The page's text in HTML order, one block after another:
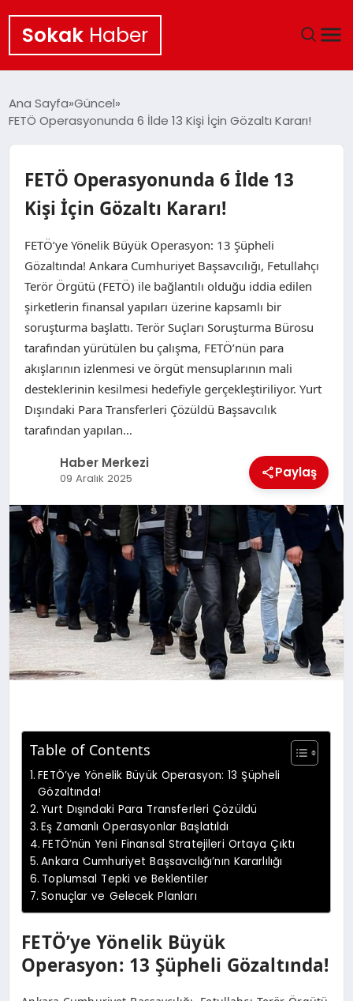
Sokak Haber
EKONOMI
POLITIKA
GÜNCEL
KÜLTÜR SANAT
SAĞLIK
TEKNOLOJI
Ana Sayfa Güncel
FETÖ Operasyonunda 6 İlde 13 Kişi İçin Gözaltı Kararı!
FETÖ Operasyonunda 6 İlde 13
Kişi İçin Gözaltı Kararı!
FETÖ’ye Yönelik Büyük Operasyon: 13 Şüpheli
Gözaltında! Ankara Cumhuriyet Başsavcılığı, Fetullahçı
Terör Örgütü (FETÖ) ile bağlantılı olduğu iddia edilen
şirketlerin finansal yapıları üzerine kapsamlı bir
soruşturma başlattı. Terör Suçları Soruşturma Bürosu
tarafından yürütülen bu çalışma, FETÖ’nün para
akışlarının izlenmesi ve örgüt mensuplarının mali
desteklerinin kesilmesi hedefiyle gerçekleştiriliyor. Yurt
Dışındaki Para Transferleri Çözüldü Başsavcılık
tarafından yapılan…
Haber Merkezi
09 Aralık 2025 Paylaş
Table of Contents
FETÖ’ye Yönelik Büyük Operasyon: 13 Şüpheli
Gözaltında!
Yurt Dışındaki Para Transferleri Çözüldü
Eş Zamanlı Operasyonlar Başlatıldı
FETÖ’nün Yeni Finansal Stratejileri Ortaya Çıktı
Ankara Cumhuriyet Başsavcılığı’nın Kararlılığı
Toplumsal Tepki ve Beklentiler
Sonuçlar ve Gelecek Planları
FETÖ’ye Yönelik Büyük
Operasyon: 13 Şüpheli Gözaltında!